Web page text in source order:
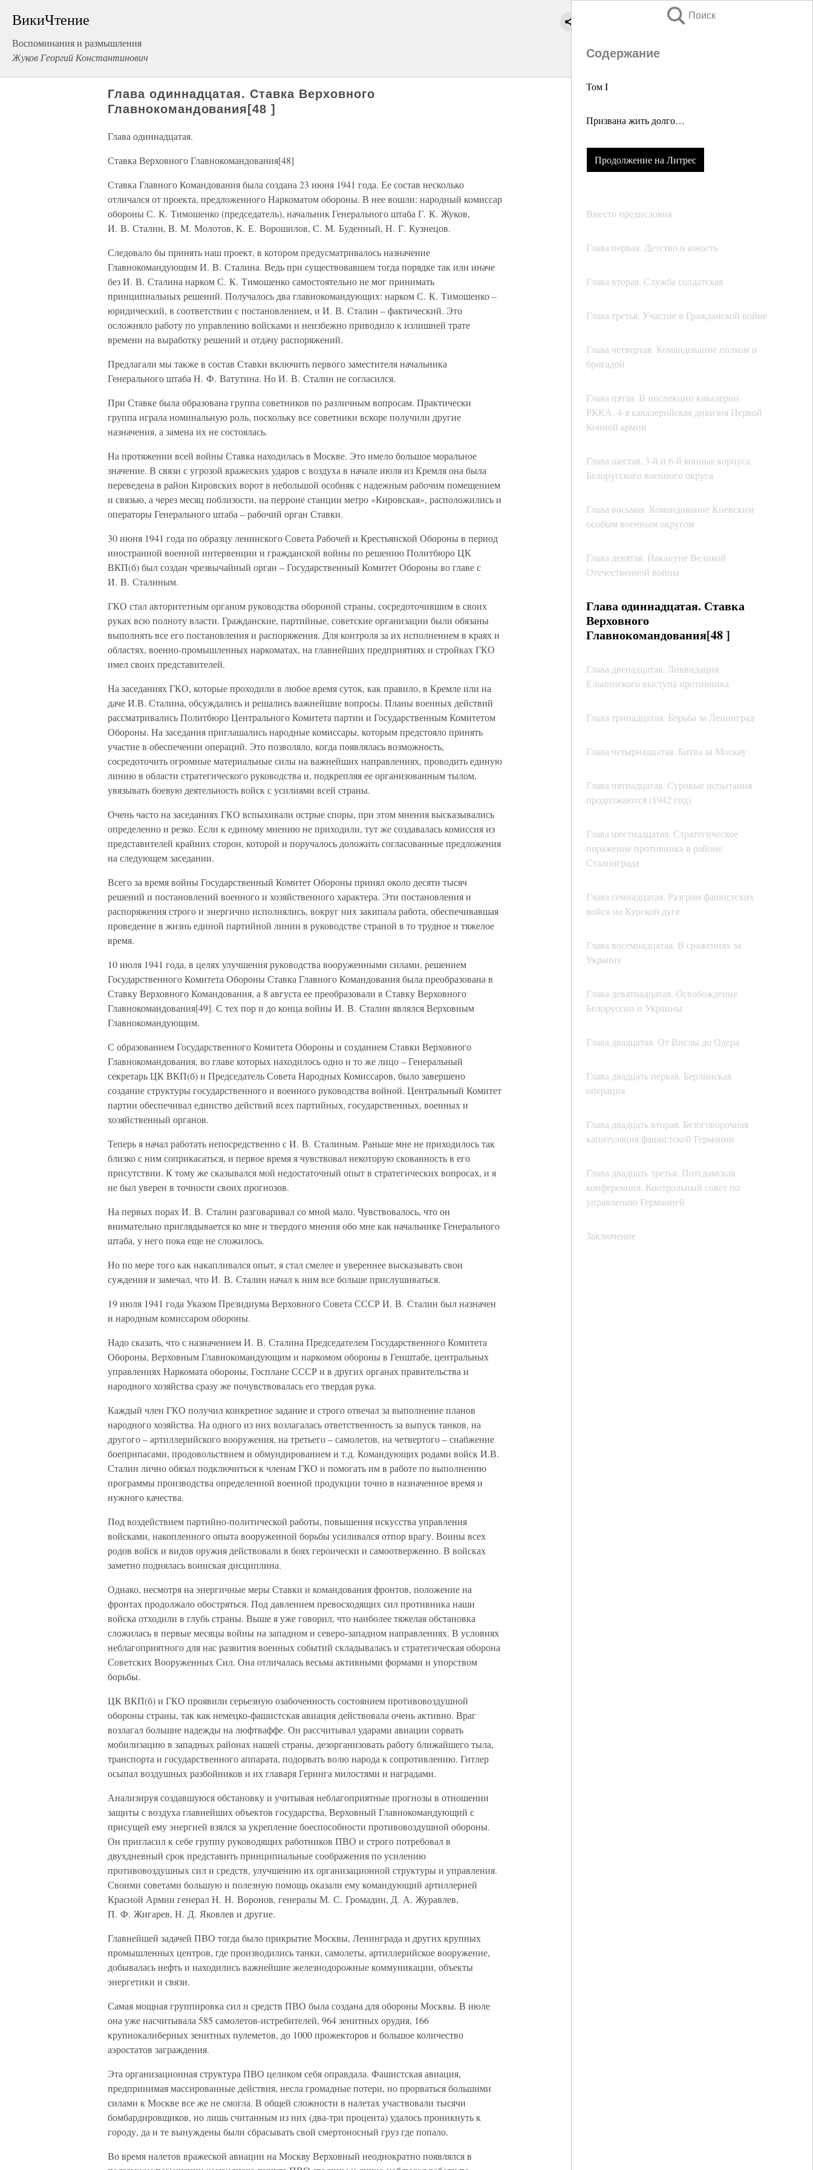
ВикиЧтение
Воспоминания и размышления
Жуков Георгий Константинович
Поиск
Содержание
Том I
Призвана жить долго…
Продолжение на Литрес
Вместо предисловия
Глава первая. Детство и юность
Глава вторая. Служба солдатская
Глава третья. Участие в Гражданской войне
Глава четвертая. Командование полком и
бригадой
Глава пятая. В инспекции кавалерии
РККА. 4-я кавалерийская дивизия Первой
Конной армии
Глава шестая. 3-й и 6-й конные корпуса
Белорусского военного округа
Глава восьмая. Командование Киевским
особым военным округом
Глава девятая. Накануне Великой
Отечественной войны
Глава одиннадцатая. Ставка
Верховного
Главнокомандования[48 ]
Глава двенадцатая. Ликвидация
Ельнинского выступа противника
Глава тринадцатая. Борьба за Ленинград
Глава четырнадцатая. Битва за Москву
Глава пятнадцатая. Суровые испытания
продолжаются (1942 год)
Глава шестнадцатая. Стратегическое
поражение противника в районе
Сталинграда
Глава семнадцатая. Разгром фашистских
войск на Курской дуге
Глава восемнадцатая. В сражениях за
Украину
Глава девятнадцатая. Освобождение
Белоруссии и Украины
Глава двадцатая. От Вислы до Одера
Глава двадцать первая. Берлинская
операция
Глава двадцать вторая. Безоговорочная
капитуляция фашистской Германии
Глава двадцать третья. Потсдамская
конференция. Контрольный совет по
управлению Германией
Заключение
Глава одиннадцатая. Ставка Верховного
Главнокомандования[48 ]
Глава одиннадцатая.
Ставка Верховного Главнокомандования[48]
Ставка Главного Командования была создана 23 июня 1941 года. Ее состав несколько
отличался от проекта, предложенного Наркоматом обороны. В нее вошли: народный комиссар
обороны С. К. Тимошенко (председатель), начальник Генерального штаба Г. К. Жуков,
И. В. Сталин, В. М. Молотов, К. Е. Ворошилов, С. М. Буденный, Н. Г. Кузнецов.
Следовало бы принять наш проект, в котором предусматривалось назначение
Главнокомандующим И. В. Сталина. Ведь при существовавшем тогда порядке так или иначе
без И. В. Сталина нарком С. К. Тимошенко самостоятельно не мог принимать
принципиальных решений. Получалось два главнокомандующих: нарком С. К. Тимошенко –
юридический, в соответствии с постановлением, и И. В. Сталин – фактический. Это
осложняло работу по управлению войсками и неизбежно приводило к излишней трате
времени на выработку решений и отдачу распоряжений.
Предлагали мы также в состав Ставки включить первого заместителя начальника
Генерального штаба Н. Ф. Ватутина. Но И. В. Сталин не согласился.
При Ставке была образована группа советников по различным вопросам. Практически
группа играла номинальную роль, поскольку все советники вскоре получили другие
назначения, а замена их не состоялась.
На протяжении всей войны Ставка находилась в Москве. Это имело большое моральное
значение. В связи с угрозой вражеских ударов с воздуха в начале июля из Кремля она была
переведена в район Кировских ворот в небольшой особняк с надежным рабочим помещением
и связью, а через месяц поблизости, на перроне станции метро «Кировская», расположились и
операторы Генерального штаба – рабочий орган Ставки.
30 июня 1941 года по образцу ленинского Совета Рабочей и Крестьянской Обороны в период
иностранной военной интервенции и гражданской войны по решению Политбюро ЦК
ВКП(б) был создан чрезвычайный орган – Государственный Комитет Обороны во главе с
И. В. Сталиным.
ГКО стал авторитетным органом руководства обороной страны, сосредоточившим в своих
руках всю полноту власти. Гражданские, партийные, советские организации были обязаны
выполнять все его постановления и распоряжения. Для контроля за их исполнением в краях и
областях, военно-промышленных наркоматах, на главнейших предприятиях и стройках ГКО
имел своих представителей.
На заседаниях ГКО, которые проходили в любое время суток, как правило, в Кремле или на
даче И.В. Сталина, обсуждались и решались важнейшие вопросы. Планы военных действий
рассматривались Политбюро Центрального Комитета партии и Государственным Комитетом
Обороны. На заседания приглашались народные комиссары, которым предстояло принять
участие в обеспечении операций. Это позволяло, когда появлялась возможность,
сосредоточить огромные материальные силы на важнейших направлениях, проводить единую
линию в области стратегического руководства и, подкрепляя ее организованным тылом,
увязывать боевую деятельность войск с усилиями всей страны.
Очень часто на заседаниях ГКО вспыхивали острые споры, при этом мнения высказывались
определенно и резко. Если к единому мнению не приходили, тут же создавалась комиссия из
представителей крайних сторон, которой и поручалось доложить согласованные предложения
на следующем заседании.
Всего за время войны Государственный Комитет Обороны принял около десяти тысяч
решений и постановлений военного и хозяйственного характера. Эти постановления и
распоряжения строго и энергично исполнялись, вокруг них закипала работа, обеспечивавшая
проведение в жизнь единой партийной линии в руководстве страной в то трудное и тяжелое
время.
10 июля 1941 года, в целях улучшения руководства вооруженными силами, решением
Государственного Комитета Обороны Ставка Главного Командования была преобразована в
Ставку Верховного Командования, а 8 августа ее преобразовали в Ставку Верховного
Главнокомандования[49]. С тех пор и до конца войны И. В. Сталин являлся Верховным
Главнокомандующим.
С образованием Государственного Комитета Обороны и созданием Ставки Верховного
Главнокомандования, во главе которых находилось одно и то же лицо – Генеральный
секретарь ЦК ВКП(б) и Председатель Совета Народных Комиссаров, было завершено
создание структуры государственного и военного руководства войной. Центральный Комитет
партии обеспечивал единство действий всех партийных, государственных, военных и
хозяйственный органов.
Теперь я начал работать непосредственно с И. В. Сталиным. Раньше мне не приходилось так
близко с ним соприкасаться, и первое время я чувствовал некоторую скованность в его
присутствии. К тому же сказывался мой недостаточный опыт в стратегических вопросах, и я
не был уверен в точности своих прогнозов.
На первых порах И. В. Сталин разговаривал со мной мало. Чувствовалось, что он
внимательно приглядывается ко мне и твердого мнения обо мне как начальнике Генерального
штаба, у него пока еще не сложилось.
Но по мере того как накапливался опыт, я стал смелее и увереннее высказывать свои
суждения и замечал, что И. В. Сталин начал к ним все больше прислушиваться.
19 июля 1941 года Указом Президиума Верховного Совета СССР И. В. Сталин был назначен
и народным комиссаром обороны.
Надо сказать, что с назначением И. В. Сталина Председателем Государственного Комитета
Обороны, Верховным Главнокомандующим и наркомом обороны в Генштабе, центральных
управлениях Наркомата обороны, Госплане СССР и в других органах правительства и
народного хозяйства сразу же почувствовалась его твердая рука.
Каждый член ГКО получил конкретное задание и строго отвечал за выполнение планов
народного хозяйства. На одного из них возлагалась ответственность за выпуск танков, на
другого – артиллерийского вооружения, на третьего – самолетов, на четвертого – снабжение
боеприпасами, продовольствием и обмундированием и т.д. Командующих родами войск И.В.
Сталин лично обязал подключиться к членам ГКО и помогать им в работе по выполнению
программы производства определенной военной продукции точно в назначенное время и
нужного качества.
Под воздействием партийно-политической работы, повышения искусства управления
войсками, накопленного опыта вооруженной борьбы усиливался отпор врагу. Воины всех
родов войск и видов оружия действовали в боях героически и самоотверженно. В войсках
заметно поднялась воинская дисциплина.
Однако, несмотря на энергичные меры Ставки и командования фронтов, положение на
фронтах продолжало обостряться. Под давлением превосходящих сил противника наши
войска отходили в глубь страны. Выше я уже говорил, что наиболее тяжелая обстановка
сложилась в первые месяцы войны на западном и северо-западном направлениях. В условиях
неблагоприятного для нас развития военных событий складывалась и стратегическая оборона
Советских Вооруженных Сил. Она отличалась весьма активными формами и упорством
борьбы.
ЦК ВКП(б) и ГКО проявили серьезную озабоченность состоянием противовоздушной
обороны страны, так как немецко-фашистская авиация действовала очень активно. Враг
возлагал большие надежды на люфтваффе. Он рассчитывал ударами авиации сорвать
мобилизацию в западных районах нашей страны, дезорганизовать работу ближайшего тыла,
транспорта и государственного аппарата, подорвать волю народа к сопротивлению. Гитлер
осыпал воздушных разбойников и их главаря Геринга милостями и наградами.
Анализируя создавшуюся обстановку и учитывая неблагоприятные прогнозы в отношении
защиты с воздуха главнейших объектов государства, Верховный Главнокомандующий с
присущей ему энергией взялся за укрепление боеспособности противовоздушной обороны.
Он пригласил к себе группу руководящих работников ПВО и строго потребовал в
двухдневный срок представить принципиальные соображения по усилению
противовоздушных сил и средств, улучшению их организационной структуры и управления.
Своими советами большую и полезную помощь оказали ему командующий артиллерией
Красной Армии генерал Н. Н. Воронов, генералы М. С. Громадин, Д. А. Журавлев,
П. Ф. Жигарев, Н. Д. Яковлев и другие.
Главнейшей задачей ПВО тогда было прикрытие Москвы, Ленинграда и других крупных
промышленных центров, где производились танки, самолеты, артиллерийское вооружение,
добывалась нефть и находились важнейшие железнодорожные коммуникации, объекты
энергетики и связи.
Самая мощная группировка сил и средств ПВО была создана для обороны Москвы. В июле
она уже насчитывала 585 самолетов-истребителей, 964 зенитных орудия, 166
крупнокалиберных зенитных пулеметов, до 1000 прожекторов и большое количество
аэростатов заграждения.
Эта организационная структура ПВО целиком себя оправдала. Фашистская авиация,
предпринимая массированные действия, несла громадные потери, но прорваться большими
силами к Москве все же не смогла. В общей сложности в налетах участвовали тысячи
бомбардировщиков, но лишь считанным из них (два-три процента) удалось проникнуть к
городу, да и те вынуждены были сбрасывать свой смертоносный груз где попало.
Во время налетов вражеской авиации на Москву Верховный неоднократно появлялся в